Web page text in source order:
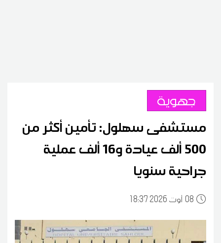
جهوية
مستشفى سهلول: تأمين أكثر من
500 ألف عيادة و16 ألف عملية
جراحية سنويا
0818:37 2026 أوت